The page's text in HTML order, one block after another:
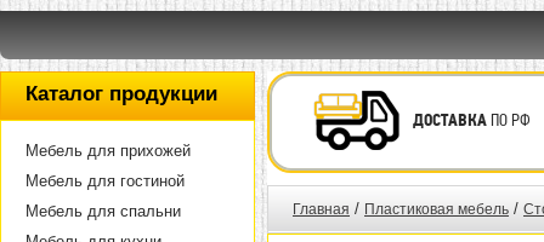
Каталог продукции
Мебель для прихожей
Мебель для гостиной
Мебель для спальни
ДОСТАВКАПО РФ
Главная / Пластиковая мебель /